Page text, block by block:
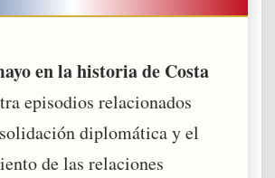
en la historia de Costa
episodios relacionados
diplomática y el
de las relaciones